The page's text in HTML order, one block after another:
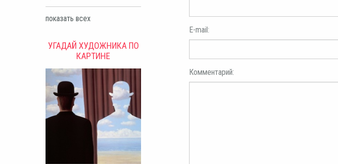
показать всех
УГАДАЙ ХУДОЖНИКА ПО
КАРТИНЕ
E-mail:
Комментарий: